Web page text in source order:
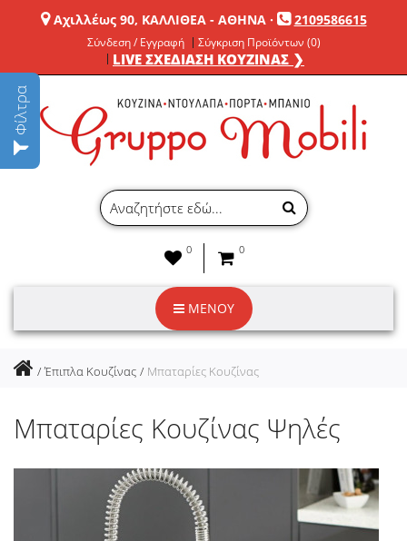
Φίλτρα
Αχιλλέως 90, ΚΑΛΛΙΘΕΑ - ΑΘΗΝΑ· 2109586615
Σύνδεση / Εγγραφή Σύγκριση Προϊόντων (0)
LIVE ΣΧΕΔΙΑΣΗ ΚΟΥΖΙΝΑΣ ❯
0 0
ΜΕΝΟΥ
Έπιπλα Κουζίνας Μπαταρίες Κουζίνας
Μπαταρίες Κουζίνας Ψηλές